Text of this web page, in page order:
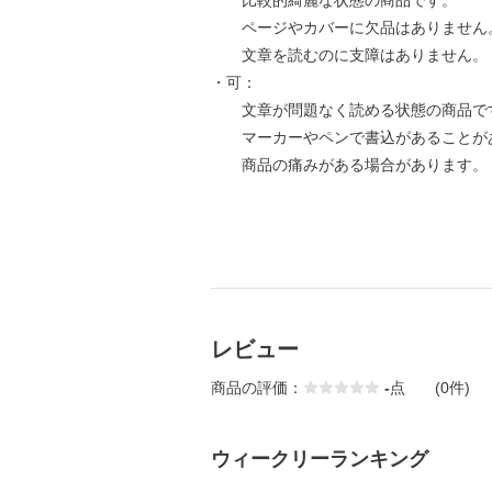
ページやカバーに欠品はありません
文章を読むのに支障はありません。
・可：
文章が問題なく読める状態の商品で
マーカーやペンで書込があることが
商品の痛みがある場合があります。
レビュー
商品の評価： -点 (0件)
ウィークリーランキング